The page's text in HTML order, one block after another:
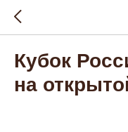
Кубок
на